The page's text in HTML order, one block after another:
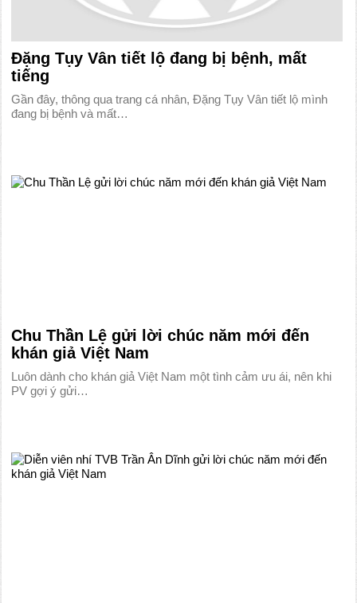
Đặng Tụy Vân tiết lộ đang bị bệnh, mất
tiếng
Gần đây, thông qua trang cá nhân, Đặng Tụy Vân tiết lộ mình
đang bị bệnh và mất…
Chu Thần Lệ gửi lời chúc năm mới đến
khán giả Việt Nam
Luôn dành cho khán giả Việt Nam một tình cảm ưu ái, nên khi
PV gợi ý gửi…